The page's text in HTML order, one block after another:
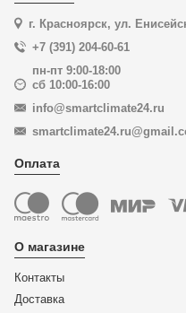
г. Красноярск, ул.
+7 (391) 204-60-61
пн-пт 9:00-18:00
сб 10:00-16:00
info@smartclimate24.ru
Оплата
О магазине
Контакты
Доставка